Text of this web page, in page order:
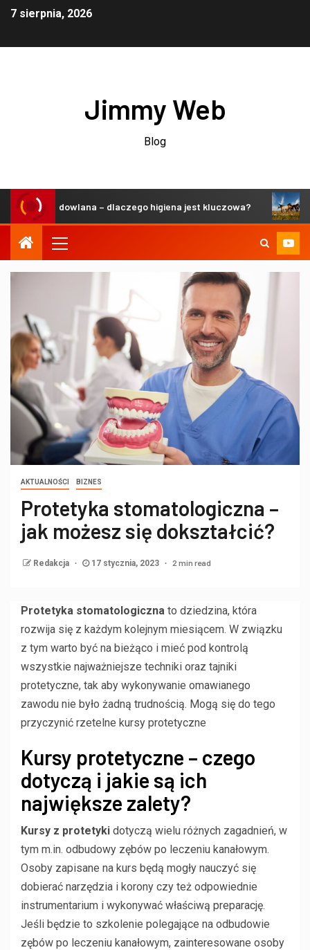
7 sierpnia, 2026
Jimmy Web
Blog
hodowlana – dlaczego higiena jest kluczowa?
AKTUALNOŚCI BIZNES
Protetyka stomatologiczna –
jak możesz się dokształcić?
Redakcja 17 stycznia, 2023 2 min read
Protetyka stomatologiczna to dziedzina, która
rozwija się z każdym kolejnym miesiącem. W związku
z tym warto być na bieżąco i mieć pod kontrolą
wszystkie najważniejsze techniki oraz tajniki
protetyczne, tak aby wykonywanie omawianego
zawodu nie było żadną trudnością. Mogą się do tego
przyczynić rzetelne kursy protetyczne
Kursy protetyczne – czego
dotyczą i jakie są ich
największe zalety?
Kursy z protetyki dotyczą wielu różnych zagadnień, w
tym m.in. odbudowy zębów po leczeniu kanałowym.
Osoby zapisane na kurs będą mogły nauczyć się
dobierać narzędzia i korony czy też odpowiednie
instrumentarium i wykonywać właściwą preparację.
Jeśli będzie to szkolenie polegające na odbudowie
zębów po leczeniu kanałowym, zainteresowane osoby